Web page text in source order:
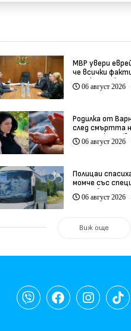
МВР увери
че всички
Банско ще
06 август 2026
Родилка от
след смъртта
преди секцио
06 август 2026
Полицаи
момче със
потребности,
автобус
06 август 2026
Виж още